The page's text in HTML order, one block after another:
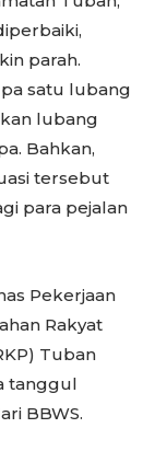
parah.
satu lubang
lubang
Bahkan,
tersebut
para pejalan
Pekerjaan
Rakyat
Tuban
tanggul
BBWS.